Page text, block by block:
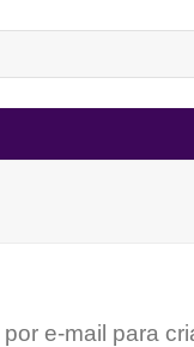
e-mail para